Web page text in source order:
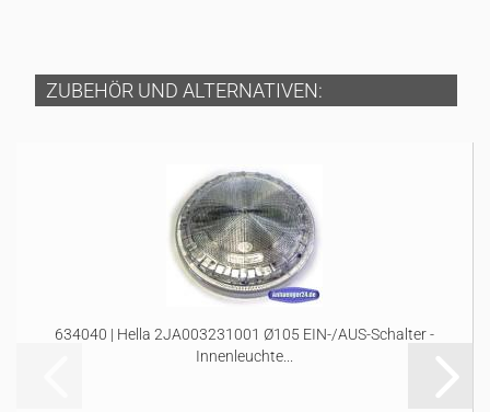
ZUBEHÖR UND ALTERNATIVEN:
634040 | Hella 2JA003231001 Ø105 EIN-/AUS-Schalter -
Innenleuchte...